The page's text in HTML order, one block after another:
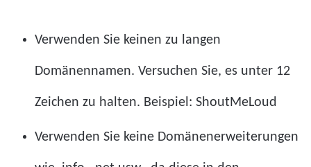
Verwenden Sie keinen zu langen
Domänennamen. Versuchen Sie, es unter 12
Zeichen zu halten. Beispiel: ShoutMeLoud
Verwenden Sie keine Domänenerweiterungen